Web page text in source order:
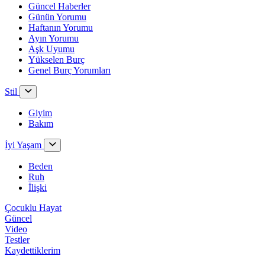
Güncel Haberler
Günün Yorumu
Haftanın Yorumu
Ayın Yorumu
Aşk Uyumu
Yükselen Burç
Genel Burç Yorumları
Stil
Giyim
Bakım
İyi Yaşam
Beden
Ruh
İlişki
Çocuklu Hayat
Güncel
Video
Testler
Kaydettiklerim